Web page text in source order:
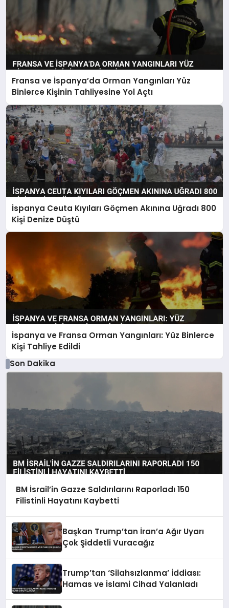
Fransa ve İspanya’da Orman Yangınları Yüz
Binlerce Kişinin Tahliyesine Yol Açtı
İspanya Ceuta Kıyıları Göçmen Akınına Uğradı 800
Kişi Denize Düştü
İspanya ve Fransa Orman Yangınları: Yüz Binlerce
Kişi Tahliye Edildi
Son Dakika
BM İsrail’in Gazze Saldırılarını Raporladı 150
Filistinli Hayatını Kaybetti
Başkan Trump’tan İran’a Ağır Uyarı
Çok Şiddetli Vuracağız
Trump’tan ‘Silahsızlanma’ İddiası:
Hamas ve İslami Cihad Yalanladı